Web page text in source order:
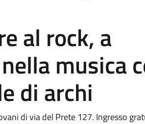
al rock, a
musica
di archi
di via del Prete 127. Ingresso